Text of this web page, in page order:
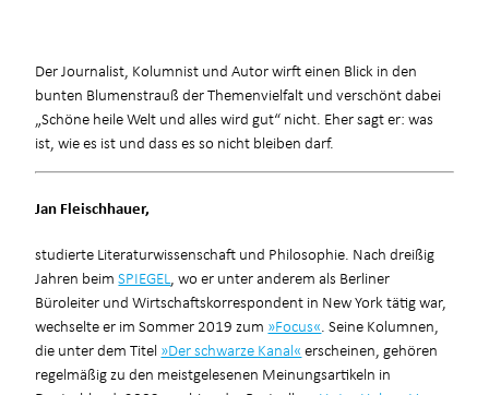
Der Journalist, Kolumnist und Autor wirft einen Blick in den
bunten Blumenstrauß der Themenvielfalt und verschönt dabei
„Schöne heile Welt und alles wird gut“ nicht. Eher sagt er: was
ist, wie es ist und dass es so nicht bleiben darf.
Jan Fleischhauer,
studierte Literaturwissenschaft und Philosophie. Nach dreißig
Jahren beimSPIEGEL, wo er unter anderem als Berliner
Büroleiter und Wirtschaftskorrespondent in New York tätig war,
wechselte er im Sommer 2019 zum »Focus«. Seine Kolumnen,
die unter dem Titel »Der schwarze Kanal« erscheinen, gehören
regelmäßig zu den meistgelesenen Meinungsartikeln in